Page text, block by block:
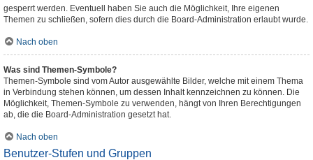
gesperrt werden. Eventuell haben Sie auch die Möglichkeit, Ihre eigenen
Themen zu schließen, sofern dies durch die Board-Administration erlaubt wurde.
Nach oben
Was sind Themen-Symbole?
Themen-Symbole sind vom Autor ausgewählte Bilder, welche mit einem Thema
in Verbindung stehen können, um dessen Inhalt kennzeichnen zu können. Die
Möglichkeit, Themen-Symbole zu verwenden, hängt von Ihren Berechtigungen
ab, die die Board-Administration gesetzt hat.
Nach oben
Benutzer-Stufen und Gruppen